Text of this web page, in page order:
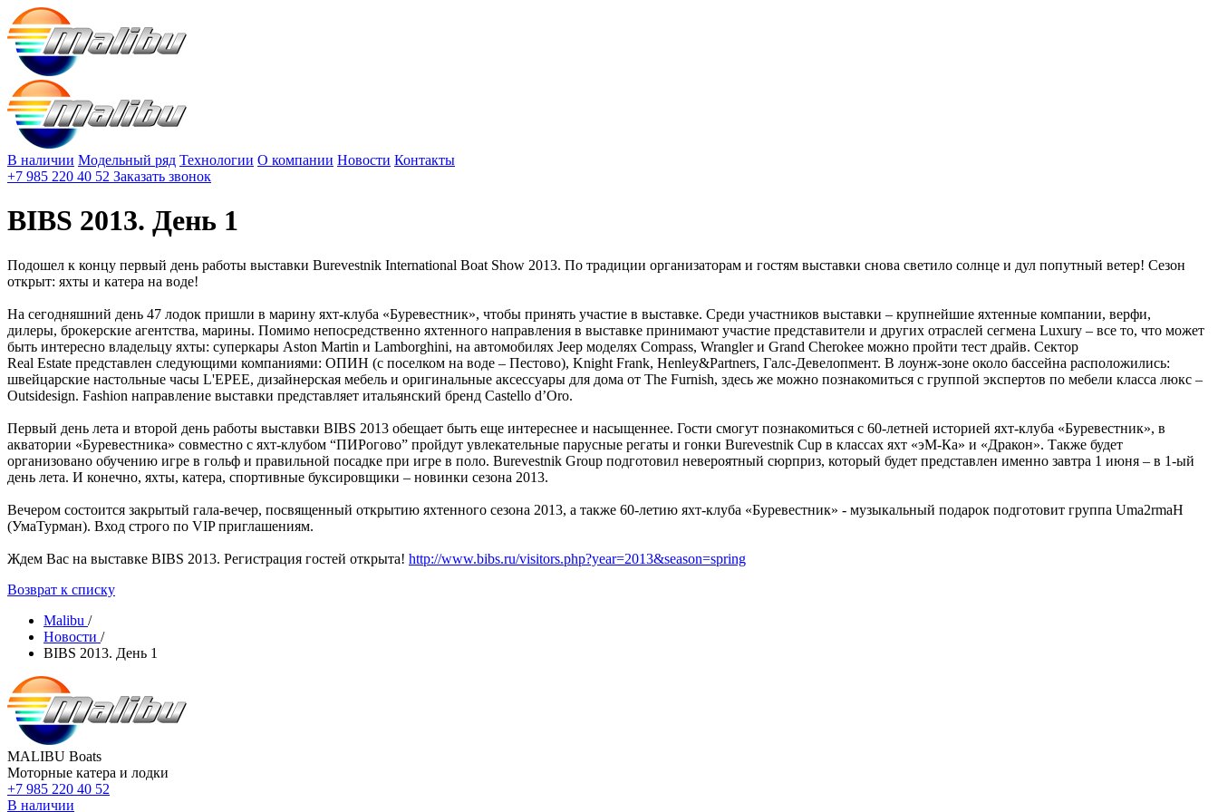
В наличии Модельный ряд Технологии О компании Новости Контакты
+7 985 220 40 52 Заказать звонок
BIBS 2013. День 1
Подошел к концу первый день работы выставки Burevestnik International Boat Show 2013. По традиции организаторам и гостям выставки снова светило солнце и дул попутный ветер! Сезон
открыт: яхты и катера на воде!
На сегодняшний день 47 лодок пришли в марину яхт-клуба «Буревестник», чтобы принять участие в выставке. Среди участников выставки – крупнейшие яхтенные компании, верфи,
дилеры, брокерские агентства, марины. Помимо непосредственно яхтенного направления в выставке принимают участие представители и других отраслей сегмена Luxury – все то, что может
быть интересно владельцу яхты: суперкары Aston Martin и Lamborghini, на автомобилях Jeep моделях Compass, Wrangler и Grand Сherokee можно пройти тест драйв. Сектор
Real Estate представлен следующими компаниями: ОПИН (с поселком на воде – Пестово), Knight Frank, Henley&Partners, Галс-Девелопмент. В лоунж-зоне около бассейна расположились:
швейцарские настольные часы L'EPEE, дизайнерская мебель и оригинальные аксессуары для дома от The Furnish, здесь же можно познакомиться с группой экспертов по мебели класса люкс –
Outsidesign. Fashion направление выставки представляет итальянский бренд Castello d’Oro.
Первый день лета и второй день работы выставки BIBS 2013 обещает быть еще интереснее и насыщеннее. Гости смогут познакомиться с 60-летней историей яхт-клуба «Буревестник», в
акватории «Буревестника» совместно с яхт-клубом “ПИРогово” пройдут увлекательные парусные регаты и гонки Burevestnik Cup в классах яхт «эМ-Ка» и «Дракон». Также будет
организовано обучению игре в гольф и правильной посадке при игре в поло. Burevestnik Group подготовил невероятный сюрприз, который будет представлен именно завтра 1 июня – в 1-ый
день лета. И конечно, яхты, катера, спортивные буксировщики – новинки сезона 2013.
Вечером состоится закрытый гала-вечер, посвященный открытию яхтенного сезона 2013, а также 60-летию яхт-клуба «Буревестник» - музыкальный подарок подготовит группа Uma2rmaH
(УмаТурман). Вход строго по VIP приглашениям.
Ждем Вас на выставке BIBS 2013. Регистрация гостей открыта! http://www.bibs.ru/visitors.php?year=2013&season=spring
Возврат к списку
Malibu /
Новости /
BIBS 2013. День 1
MALIBU Boats
Моторные катера и лодки
+7 985 220 40 52
В наличии